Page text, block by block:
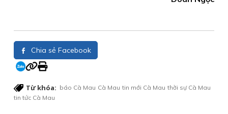
Chia sẻ Facebook
Từ khóa: báo Cà Mau Cà Mau tin mới Cà Mau thời sự Cà Mau
tin tức Cà Mau